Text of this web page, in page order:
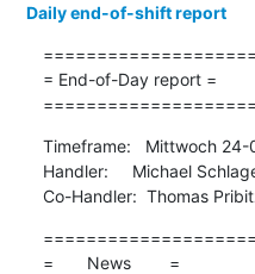
Daily end-of-shift report
= End-of-Day report =
Timeframe:   Mittwoch
Handler:     Michael
Co-Handler:  Thomas
=       News        =